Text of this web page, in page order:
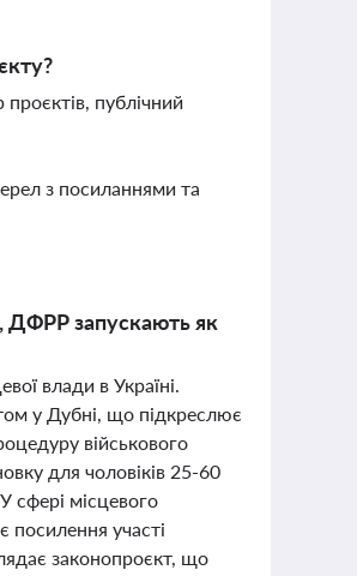
публічний
з посиланнями та
ДФРР запускають як
влади в Україні.
у Дубні, що підкреслює
військового
для чоловіків 25-60
сфері місцевого
посилення участі
законопроєкт, що